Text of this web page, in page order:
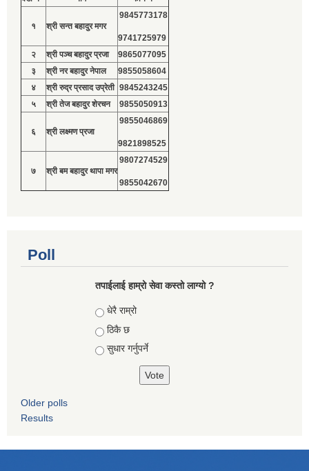
१ श्री सन्त बहादुर मगर
9845773178
9741725979
२
श्री पञ्च बहादुर प्रजा
9865077095
३
श्री नर बहादुर नेपाल
9855058604
४
श्री रुद्र प्रसाद उप्रेती 9845243245
५
श्री तेज बहादुर शेरचन 9855050913
६ श्री लक्ष्मण प्रजा
9855046869
9821898525
७ श्री बम बहादुर थापा मगर
9807274529
9855042670
Poll
तपाईलाई हाम्रो सेवा कस्तो लाग्यो ?
Choices
धेरै राम्रो
ठिकै छ
सुधार गर्नुपर्ने
Older polls
Results